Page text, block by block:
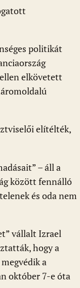
politikát
elkövetett
elítélték,
– áll a
között fennálló
és oda nem
vállalt Izrael
hogy a
a
október 7-e óta